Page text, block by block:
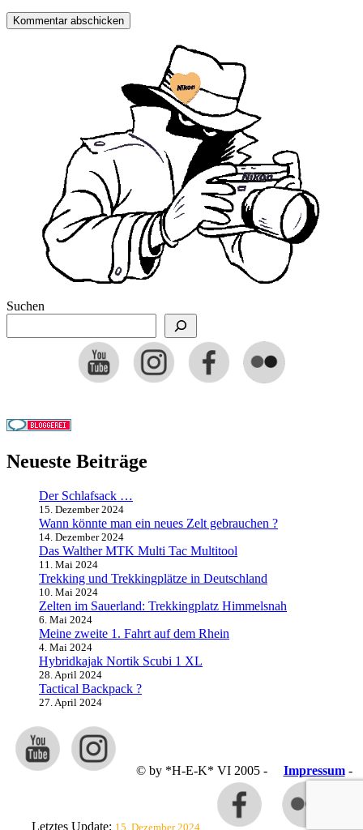
Suchen
Neueste Beiträge
Der Schlafsack …
15. Dezember 2024
Wann könnte man ein neues Zelt gebrauchen ?
14. Dezember 2024
Das Walther MTK Multi Tac Multitool
11. Mai 2024
Trekking und Trekkingplätze in Deutschland
10. Mai 2024
Zelten im Sauerland: Trekkingplatz Himmelsnah
6. Mai 2024
Meine zweite 1. Fahrt auf dem Rhein
4. Mai 2024
Hybridkajak Nortik Scubi 1 XL
28. April 2024
Tactical Backpack ?
27. April 2024
© by *H-E-K* VI 2005 - Impressum-
Letztes Update: 15. Dezember 2024